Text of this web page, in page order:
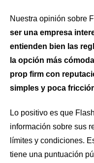
Nuestra opinión sobre
ser una empresa
entienden bien las
la opción más
prop firm con
simples y poca
Lo positivo es que
información sobre sus
límites y condiciones.
tiene una puntuación